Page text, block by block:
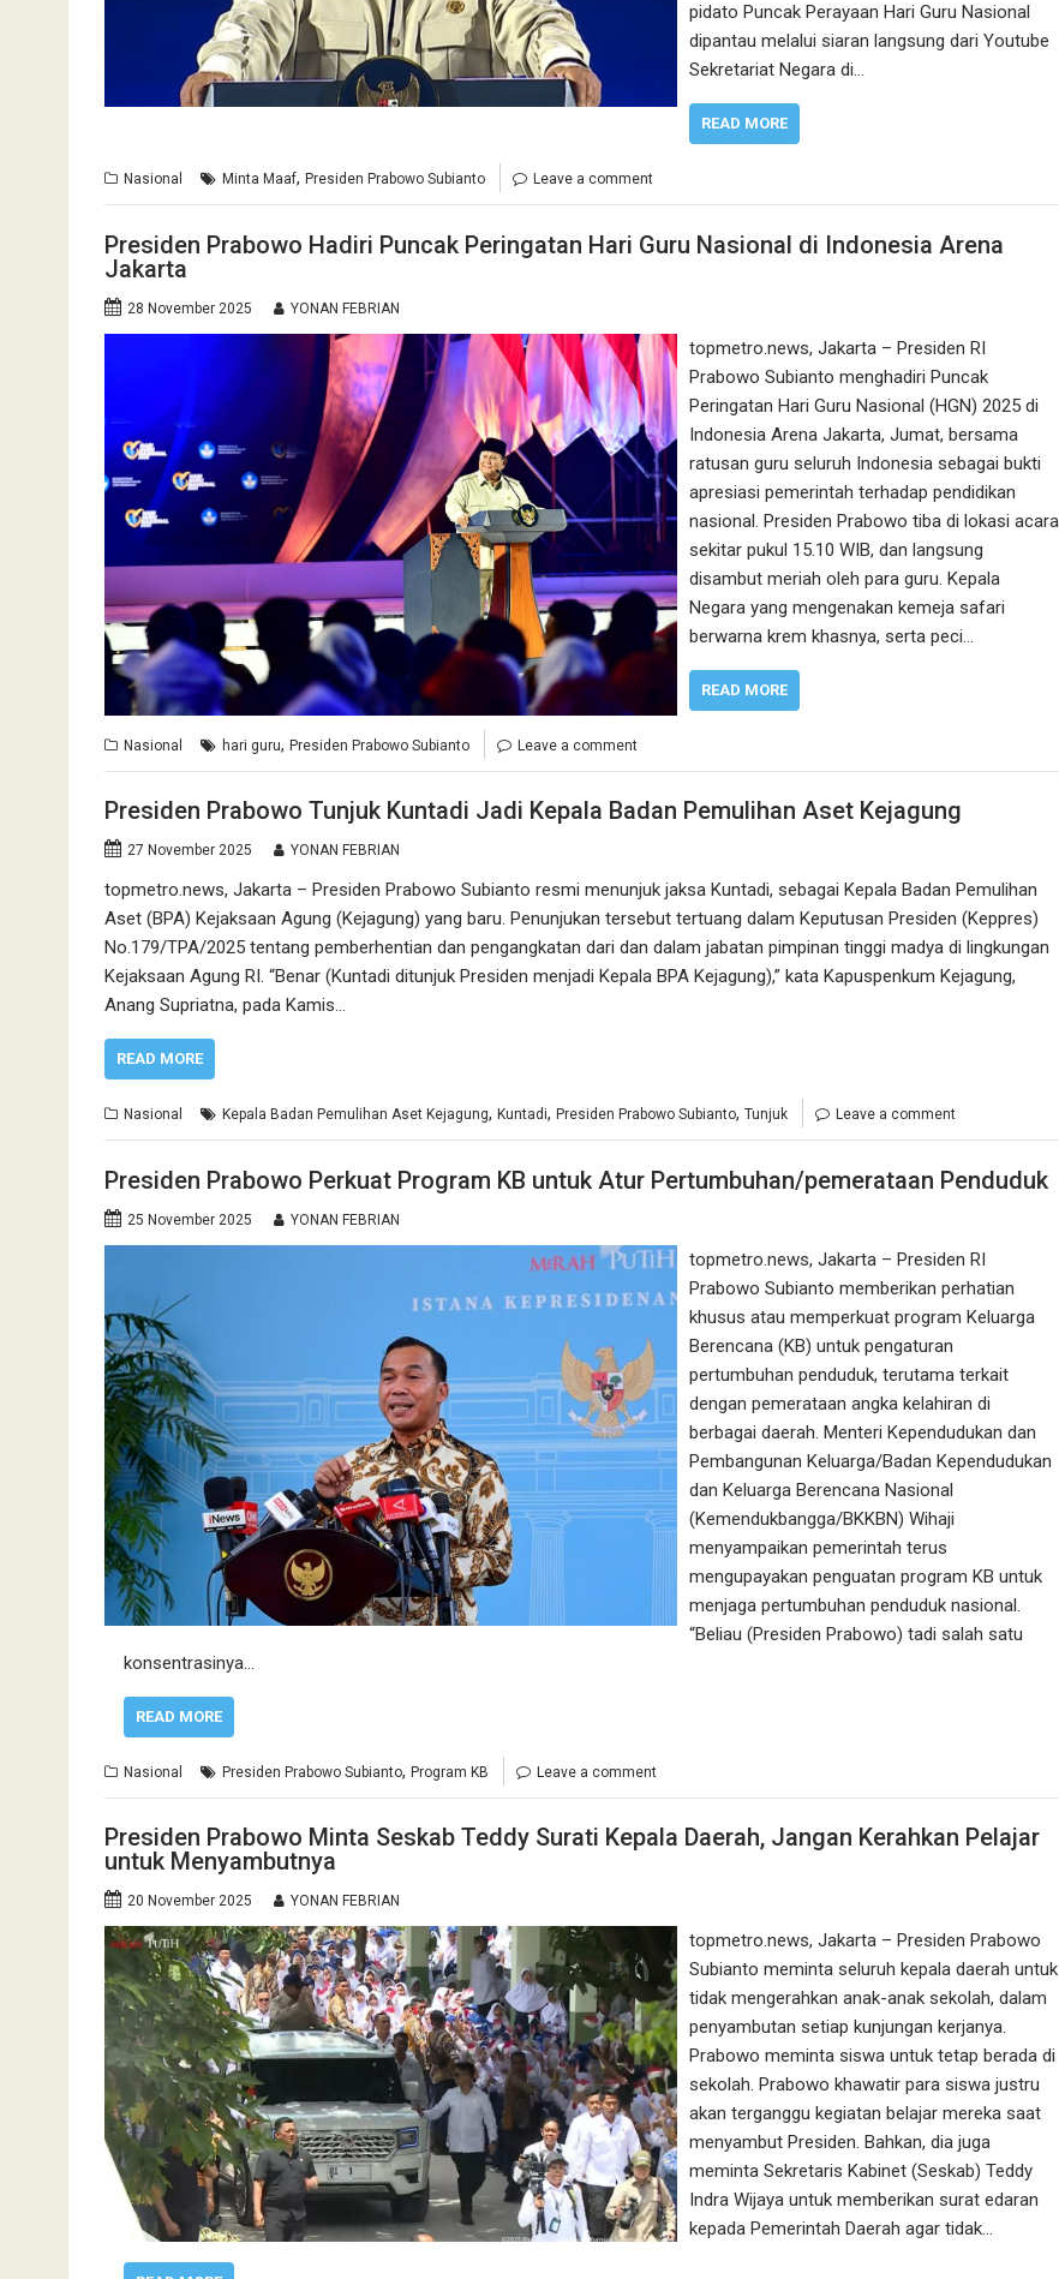
pidato Puncak Perayaan Hari Guru Nasional
dipantau melalui siaran langsung dari Youtube
Sekretariat Negara di…
READ MORE
Nasional Minta Maaf, Presiden Prabowo Subianto Leave a comment
Presiden Prabowo Hadiri Puncak Peringatan Hari Guru Nasional di Indonesia Arena
Jakarta
28 November 2025 YONAN FEBRIAN
topmetro.news, Jakarta – Presiden RI
Prabowo Subianto menghadiri Puncak
Peringatan Hari Guru Nasional (HGN) 2025 di
Indonesia Arena Jakarta, Jumat, bersama
ratusan guru seluruh Indonesia sebagai bukti
apresiasi pemerintah terhadap pendidikan
nasional. Presiden Prabowo tiba di lokasi acara
sekitar pukul 15.10 WIB, dan langsung
disambut meriah oleh para guru. Kepala
Negara yang mengenakan kemeja safari
berwarna krem khasnya, serta peci…
READ MORE
Nasional hari guru, Presiden Prabowo Subianto Leave a comment
Presiden Prabowo Tunjuk Kuntadi Jadi Kepala Badan Pemulihan Aset Kejagung
27 November 2025 YONAN FEBRIAN
topmetro.news, Jakarta – Presiden Prabowo Subianto resmi menunjuk jaksa Kuntadi, sebagai Kepala Badan Pemulihan
Aset (BPA) Kejaksaan Agung (Kejagung) yang baru. Penunjukan tersebut tertuang dalam Keputusan Presiden (Keppres)
No.179/TPA/2025 tentang pemberhentian dan pengangkatan dari dan dalam jabatan pimpinan tinggi madya di lingkungan
Kejaksaan Agung RI. “Benar (Kuntadi ditunjuk Presiden menjadi Kepala BPA Kejagung),” kata Kapuspenkum Kejagung,
Anang Supriatna, pada Kamis…
READ MORE
Nasional Kepala Badan Pemulihan Aset Kejagung, Kuntadi, Presiden Prabowo Subianto, Tunjuk Leave a comment
Presiden Prabowo Perkuat Program KB untuk Atur Pertumbuhan/pemerataan Penduduk
25 November 2025 YONAN FEBRIAN
topmetro.news, Jakarta – Presiden RI
Prabowo Subianto memberikan perhatian
khusus atau memperkuat program Keluarga
Berencana (KB) untuk pengaturan
pertumbuhan penduduk, terutama terkait
dengan pemerataan angka kelahiran di
berbagai daerah. Menteri Kependudukan dan
Pembangunan Keluarga/Badan Kependudukan
dan Keluarga Berencana Nasional
(Kemendukbangga/BKKBN) Wihaji
menyampaikan pemerintah terus
mengupayakan penguatan program KB untuk
menjaga pertumbuhan penduduk nasional.
“Beliau (Presiden Prabowo) tadi salah satu
konsentrasinya…
READ MORE
Nasional Presiden Prabowo Subianto, Program KB Leave a comment
Presiden Prabowo Minta Seskab Teddy Surati Kepala Daerah, Jangan Kerahkan Pelajar
untuk Menyambutnya
20 November 2025 YONAN FEBRIAN
topmetro.news, Jakarta – Presiden Prabowo
Subianto meminta seluruh kepala daerah untuk
tidak mengerahkan anak-anak sekolah, dalam
penyambutan setiap kunjungan kerjanya.
Prabowo meminta siswa untuk tetap berada di
sekolah. Prabowo khawatir para siswa justru
akan terganggu kegiatan belajar mereka saat
menyambut Presiden. Bahkan, dia juga
meminta Sekretaris Kabinet (Seskab) Teddy
Indra Wijaya untuk memberikan surat edaran
kepada Pemerintah Daerah agar tidak…